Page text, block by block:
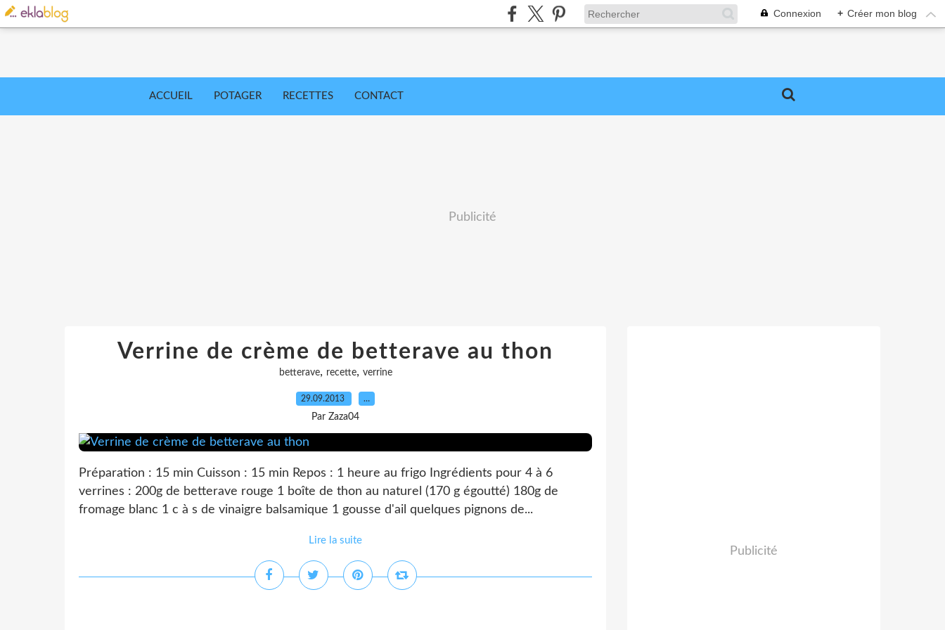
Connexion + Créer mon blog
ACCUEIL POTAGER RECETTES CONTACT
Publicité
Verrine de crème de betterave au thon
betterave, recette, verrine
29.09.2013 …
Par Zaza04
Préparation : 15 min Cuisson : 15 min Repos : 1 heure au frigo Ingrédients pour 4 à 6
verrines : 200g de betterave rouge 1 boîte de thon au naturel (170 g égoutté) 180g de
fromage blanc 1 c à s de vinaigre balsamique 1 gousse d'ail quelques pignons de...
Lire la suite
Publicité